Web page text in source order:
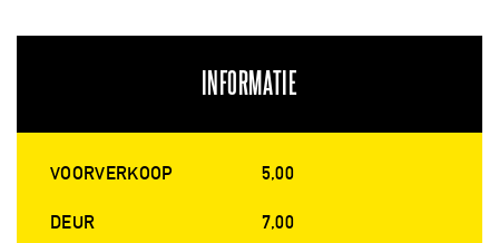
INFORMATIE
VOORVERKOOP 5,00
DEUR 7,00